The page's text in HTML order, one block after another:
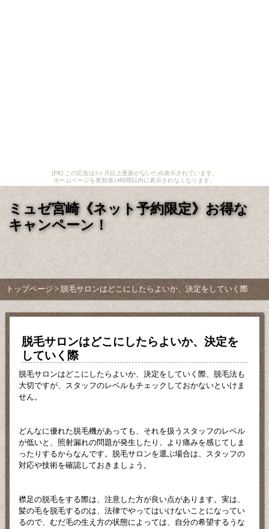
[PR] この広告は3ヶ月以上更新がないため表示されています。
ホームページを更新後24時間以内に表示されなくなります。
ミュゼ宮崎《ネット予約限定》お得な
キャンペーン！
トップページ > 脱毛サロンはどこにしたらよいか、決定をしていく際
脱毛サロンはどこにしたらよいか、決定を
していく際
脱毛サロンはどこにしたらよいか、決定をしていく際、脱毛法も
大切ですが、スタッフのレベルもチェックしておかないといけま
せん。
どんなに優れた脱毛機があっても、それを扱うスタッフのレベル
が低いと、照射漏れの問題が発生したり、より痛みを感じてしま
ったりするからなんです。脱毛サロンを選ぶ場合は、スタッフの
対応や技術を確認しておきましょう。
襟足の脱毛をする際は、注意した方が良い点があります。実は、
髪の毛を脱毛するのは、法律でやってはいけないことになってい
るので、むだ毛の生え方の状態によっては、自分の希望するうな